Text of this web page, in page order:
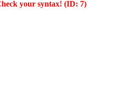
your syntax! (ID: 7)